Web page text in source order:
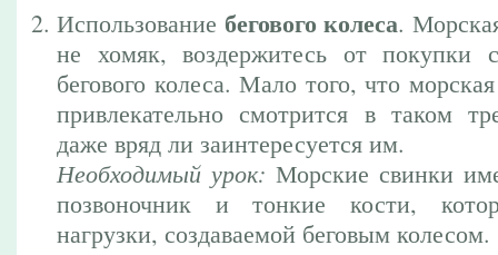
Использование бегового колеса.
не хомяк, воздержитесь от покупки
бегового колеса. Мало того, что
привлекательно смотрится в таком
даже вряд ли заинтересуется им.
Необходимый урок: Морские свинки
позвоночник и тонкие кости,
нагрузки, создаваемой беговым колесом.